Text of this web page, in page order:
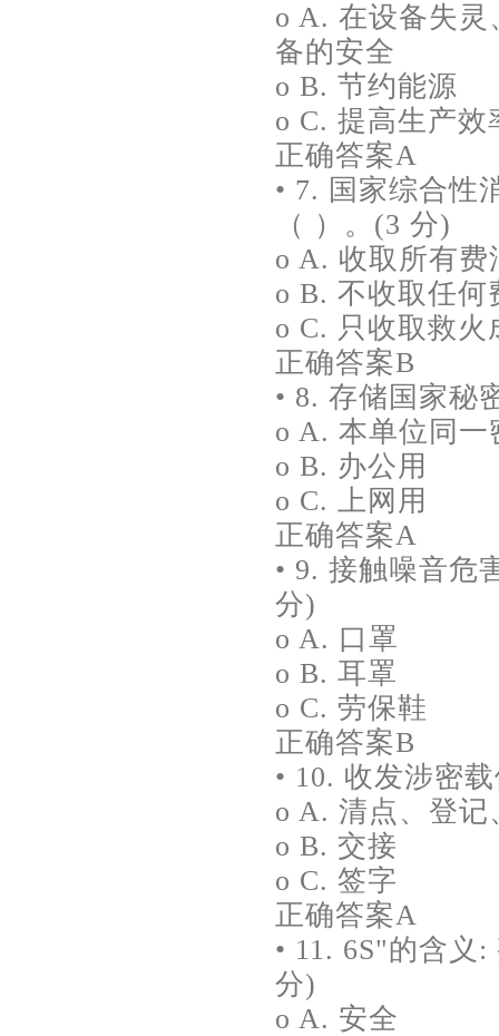
o A. 在设备失
备的安全
o B. 节约能源
o C. 提高生产效
正确答案A
• 7. 国家综合性
（ ）。(3 分)
o A. 收取所有费
o B. 不收取任何
o C. 只收取救火
正确答案B
• 8. 存储国家秘
o A. 本单位同
o B. 办公用
o C. 上网用
正确答案A
• 9. 接触噪音危
分)
o A. 口罩
o B. 耳罩
o C. 劳保鞋
正确答案B
• 10. 收发涉密
o A. 清点、登
o B. 交接
o C. 签字
正确答案A
• 11. 6S"的含义
分)
o A. 安全